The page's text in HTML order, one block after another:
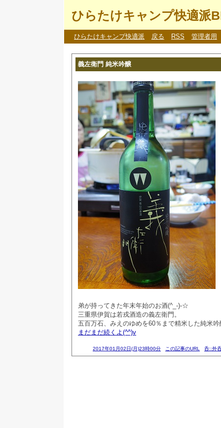
ひらたけキャンプ快適派
ひらたけキャンプ快適派 戻る RSS 管理者用
義左衛門 純米吟醸
弟が持ってきた年末年始のお酒(^_-)-☆
三重県伊賀は若戎酒造の義左衛門。
五百万石、みえのゆめを60％まで精米した純米
まだまだ続くよ(^^)v
2017年01月02日(月)23時00分 この記事のURL 呑::外